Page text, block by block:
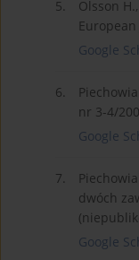
5.
Olsson
Google
6.
nr 3-4/
Google
7.
dwóch
Google